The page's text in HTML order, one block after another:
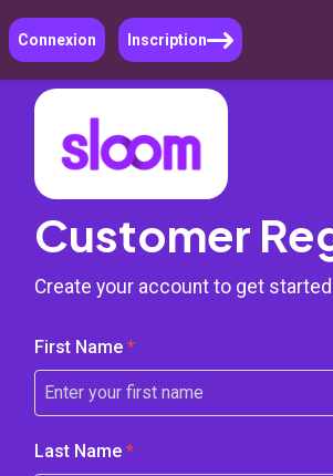
Connexion Inscription
Customer
Create your account to get started
First Name *
Last Name *